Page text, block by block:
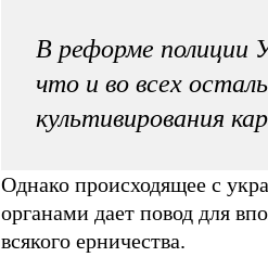
В реформе
что и во всех
культивирования
Однако происходящее с
органами дает повод для
всякого ерничества.